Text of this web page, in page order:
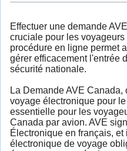
Effectuer une demande
cruciale pour les
procédure en ligne permet
gérer efficacement l'entrée
sécurité nationale.
La Demande AVE
voyage électronique pour
essentielle pour les
Canada par avion. AVE
Électronique en français,
électronique de voyage